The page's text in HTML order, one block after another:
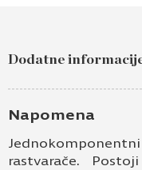
Dodatne
Napomena
rastvarače.